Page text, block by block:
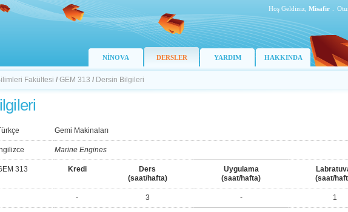
Hoş Geldiniz, Misafir
NİNOVA DERSLER YARDIM HAKKINDA
Fakültesi / GEM 313 / Dersin Bilgileri
Gemi Makinaları
Marine Engines
313 Kredi
Ders
(saat/hafta)
Uygulama
(saat/hafta)
(saat/
- 3 - 1